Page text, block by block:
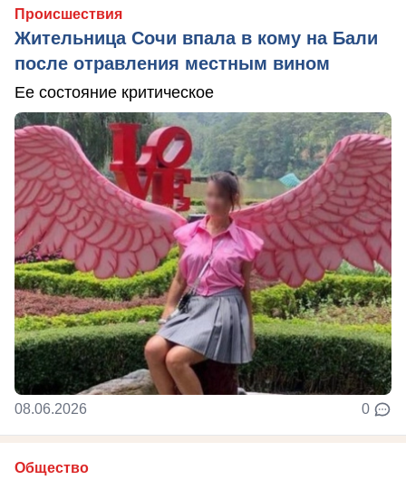
Происшествия
Жительница Сочи впала в кому на Бали
после отравления местным вином
Ее состояние критическое
08.06.2026 0
Общество